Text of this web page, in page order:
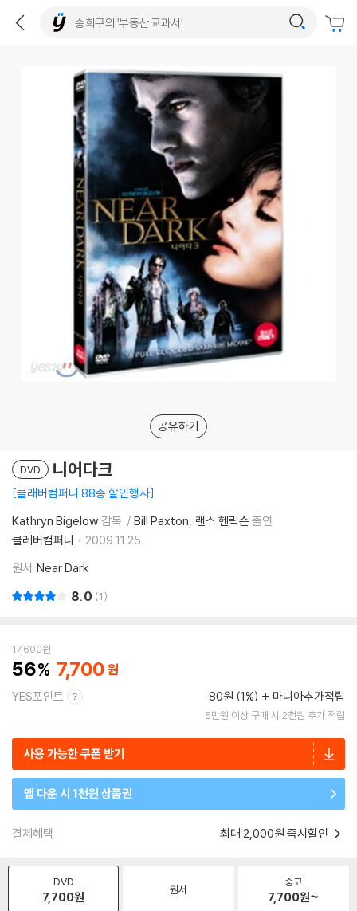
공유하기
DVD 니어다크
클래버컴퍼니 88종 할인행사
Kathryn Bigelow감독 Bill Paxton 랜스 헨릭슨 출연
클레버컴퍼니
2009.11.25.
원서 Near Dark
8.0 1
17,600원
56 7,700
YES포인트 80원 (1%) 마니아추가적립
5만원 이상 구매 시 2천원 추가 적립
사용 가능한 쿠폰 받기
앱 다운 시 1천원 상품권
결제혜택 최대 2,000원 즉시할인
DVD
7,700원 원서
중고
7,700원~